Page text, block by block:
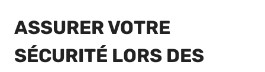
ASSURER VOTRE
SÉCURITÉ LORS DES